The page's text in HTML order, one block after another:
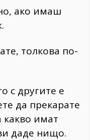
ако имаш
толкова по-
с другите е
да прекарате
какво имат
даде нищо.